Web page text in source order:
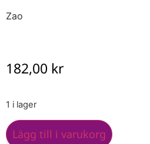
Zao
182,00 kr
1 i lager
Lägg till i varukorg